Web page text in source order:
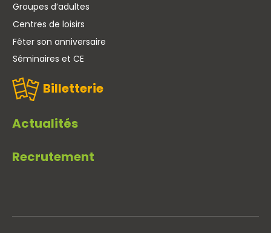
Groupes d’adultes
Centres de loisirs
Fêter son anniversaire
Séminaires et CE
Billetterie
Actualités
Recrutement